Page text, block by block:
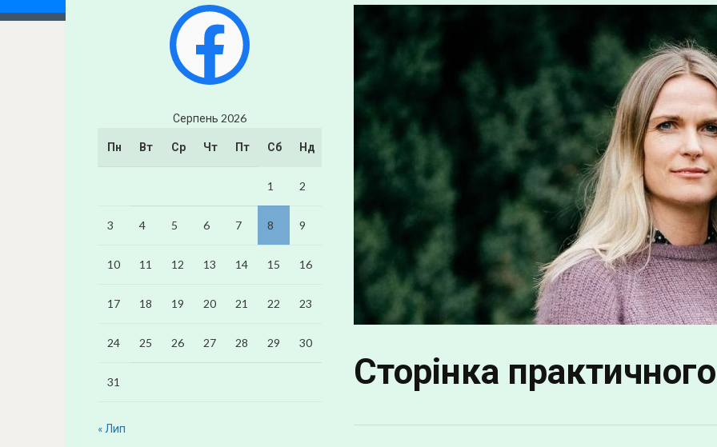
Сторінка
Серпень 2026
Пн Вт Ср Чт Пт Сб Нд
1 2
3 4 5 6 7 8 9
10 11 12 13 14 15 16
17 18 19 20 21 22 23
24 25 26 27 28 29 30
31
« Лип